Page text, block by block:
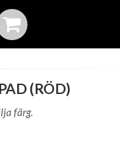
(RÖD)
färg.